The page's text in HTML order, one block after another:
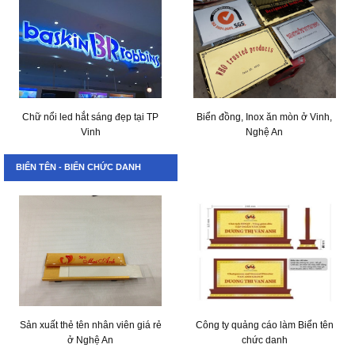
Chữ nổi led hắt sáng đẹp tại TP
Vinh
Biển đồng, Inox ăn mòn ở Vinh,
Nghệ An
BIỂN TÊN - BIỂN CHỨC DANH
Sản xuất thẻ tên nhân viên giá rẻ
ở Nghệ An
Công ty quảng cáo làm Biển tên
chức danh